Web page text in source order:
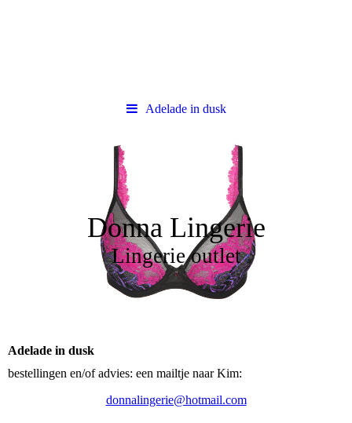
Adelade in dusk
Donna Lingerie
Lingerie outlet
Adelade in dusk
bestellingen en/of advies: een mailtje naar Kim:
donnalingerie@hotmail.com